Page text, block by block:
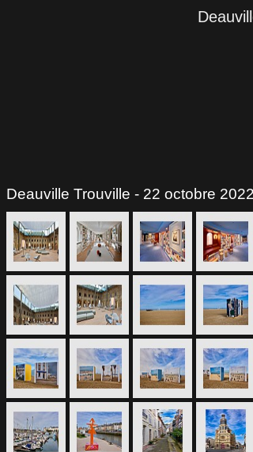
Deauville Trouville - 22 octobre 2022